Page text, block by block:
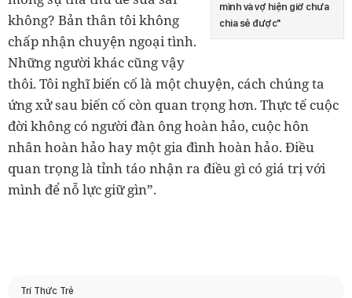
mình và vợ hiện giờ chưa
chia sẻ được"
không? Bản thân tôi không
chấp nhận chuyện ngoại tình.
Những người khác cũng vậy
thôi. Tôi nghĩ biến cố là một chuyện, cách chúng ta
ứng xử sau biến cố còn quan trọng hơn. Thực tế cuộc
đời không có người đàn ông hoàn hảo, cuộc hôn
nhân hoàn hảo hay một gia đình hoàn hảo. Điều
quan trọng là tỉnh táo nhận ra điều gì có giá trị với
mình để nỗ lực giữ gìn”.
Trí Thức Trẻ